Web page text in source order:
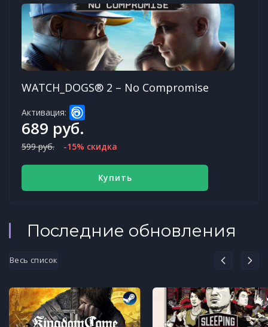
WATCH_DOGS® 2 – No Compromise
Активация:
689 руб.
599 руб. -15% скидка
Купить
Последние обновления
Весь список